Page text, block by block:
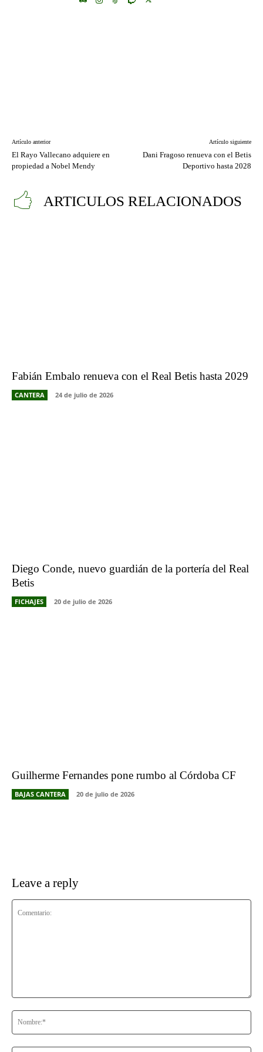
Artículo anterior
El Rayo Vallecano adquiere en
propiedad a Nobel Mendy
Artículo siguiente
Dani Fragoso renueva con el Betis
Deportivo hasta 2028
ARTICULOS RELACIONADOS
Fabián Embalo renueva con el Real Betis hasta 2029
CANTERA 24 de julio de 2026
Diego Conde, nuevo guardián de la portería del Real
Betis
FICHAJES 20 de julio de 2026
Guilherme Fernandes pone rumbo al Córdoba CF
BAJAS CANTERA 20 de julio de 2026
Leave a reply